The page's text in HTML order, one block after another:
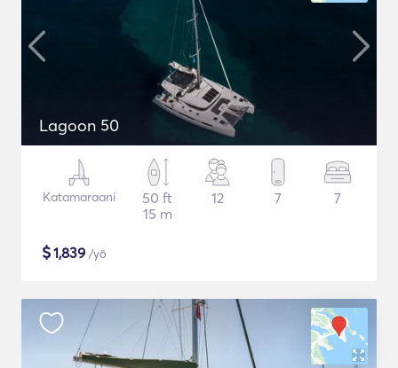
Lagoon 50
Katamaraani
50 ft
15 m
12 7 7
$1,839 /yö